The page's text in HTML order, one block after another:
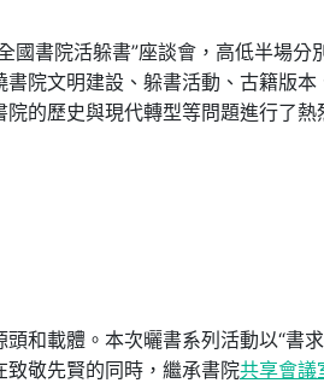
國書院活躲書”座談會，高低半場
院文明建設、躲書活動、古籍版
的歷史與現代轉型等問題進行了熱
和載體。本次曬書系列活動以“書
敬先賢的同時，繼承書院共享會議